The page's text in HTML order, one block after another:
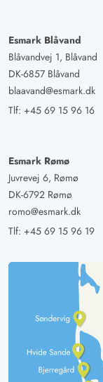
Esmark Blåvand
Blåvandvej 1, Blåvand
DK-6857 Blåvand
blaavand@esmark.dk
Tlf: +45 69 15 96 16
Esmark Rømø
Juvrevej 6, Rømø
DK-6792 Rømø
romo@esmark.dk
Tlf: +45 69 15 96 19